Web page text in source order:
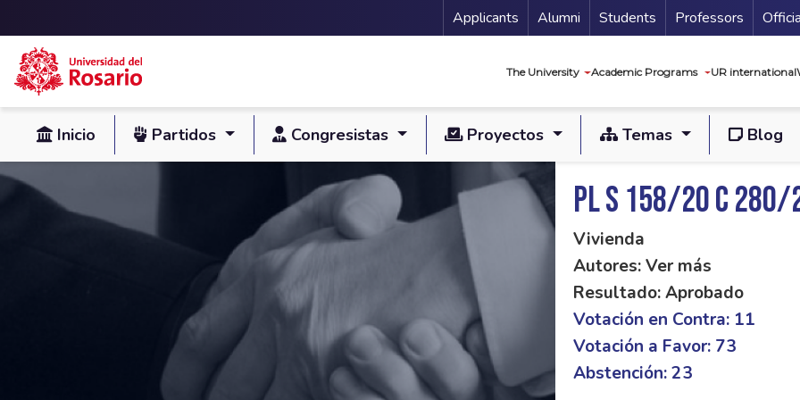
Skip to main content
Menu Secundario
Applicants Alumni Students Professors
The University Academic Programs UR international
Inicio Partidos Congresistas Proyectos Temas Blog
PL S 158/20 C 280/
Vivienda
Autores: Ver más
Resultado: Aprobado
Votación en Contra: 11
Votación a Favor: 73
Abstención: 23